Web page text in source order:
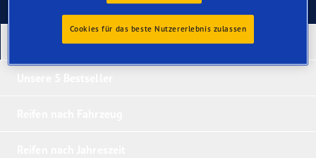
Unsere neuesten Produkte
Cookies für das beste Nutzererlebnis zulassen